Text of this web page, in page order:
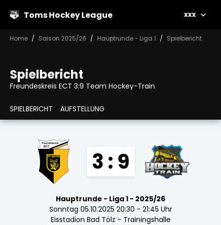
Toms Hockey League xxx
Home Saison 2025/26 Hauptrunde - Liga 1 Spielbericht
Spielbericht
Freundeskreis ECT 3:9 Team Hockey-Train
SPIELBERICHT AUFSTELLUNG
3 : 9
Hauptrunde - Liga 1 - 2025/26
Sonntag 05.10.2025 20:30 - 21:45 Uhr
Eisstadion Bad Tölz - Trainingshalle